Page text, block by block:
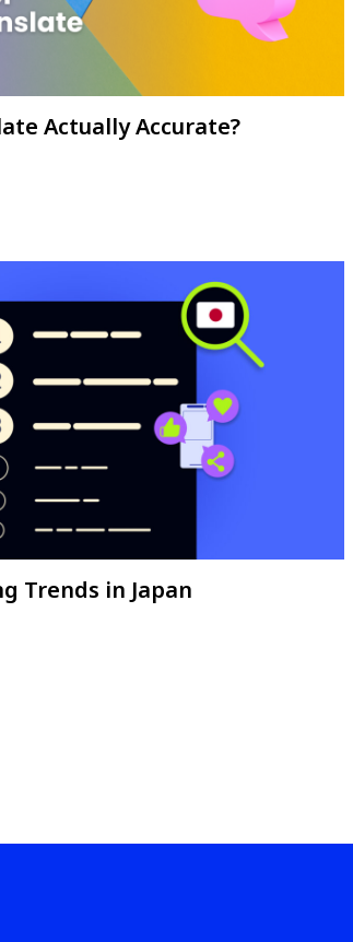
Actually Accurate?
Trends in Japan